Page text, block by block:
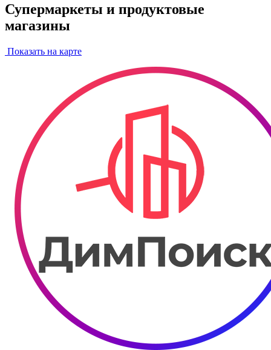
Супермаркеты и продуктовые
магазины
Показать на карте